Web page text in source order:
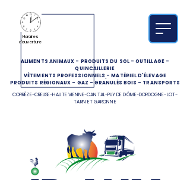
ALIMENTS ANIMAUX - PRODUITS DU SOL-OUTILLAGE-
QUINCAILLERIE
VÊTEMENTS PROFESSIONNELS -MATÉRIEL D'ÉLEVAGE
PRODUITS RÉGIONAUX - GAZ -GRANULÉS BOIS - TRANSPORTS
CORRÈZE-CREUSE-HAUTE VIENNE-CANTAL-PUY DE DÔME-DORDOGNE-LOT-
TARN ET GARONNE
Horaires
d'ouverture